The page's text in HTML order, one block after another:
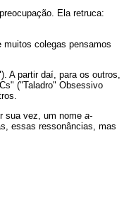
Ela retruca:
muitos colegas pensamos
A partir daí, para os outros,
("Taladro" Obsessivo
sua vez, um nome a-
essas ressonâncias, mas